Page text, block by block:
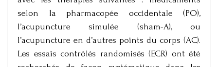
selon la pharmacopée occidentale (PO),
l’acupuncture simulée (sham-A), ou
l’acupuncture en d’autres points du corps (AC).
Les essais contrôlés randomisés (ECR) ont été